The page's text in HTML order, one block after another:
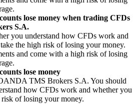
lose money when trading CFDs
S.A.
you understand how CFDs work and
the high risk of losing your money.
and come with a high risk of losing
lose money
TMS Brokers S.A. You should
how CFDs work and whether you
of losing your money.